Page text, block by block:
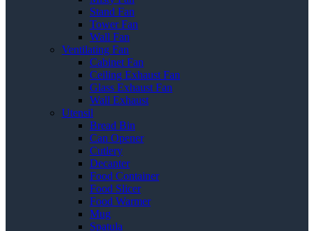
Stand Fan
Tower Fan
Wall Fan
Ventilating Fan
Cabinet Fan
Ceiling Exhaust Fan
Glass Exhaust Fan
Wall Exhaust
Utensil
Bread Bin
Can Opener
Cutlery
Decanter
Food Container
Food Slicer
Food Warmer
Mug
Spatula